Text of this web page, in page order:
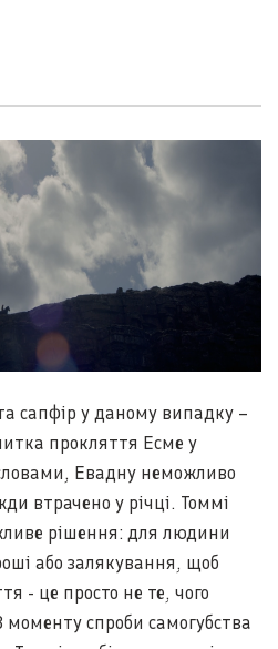
сапфір у даному випадку –
прокляття Есме у
Евадну неможливо
втрачено у річці. Томмі
рішення: для людини
або залякування, щоб
- це просто не те, чого
спроби самогубства